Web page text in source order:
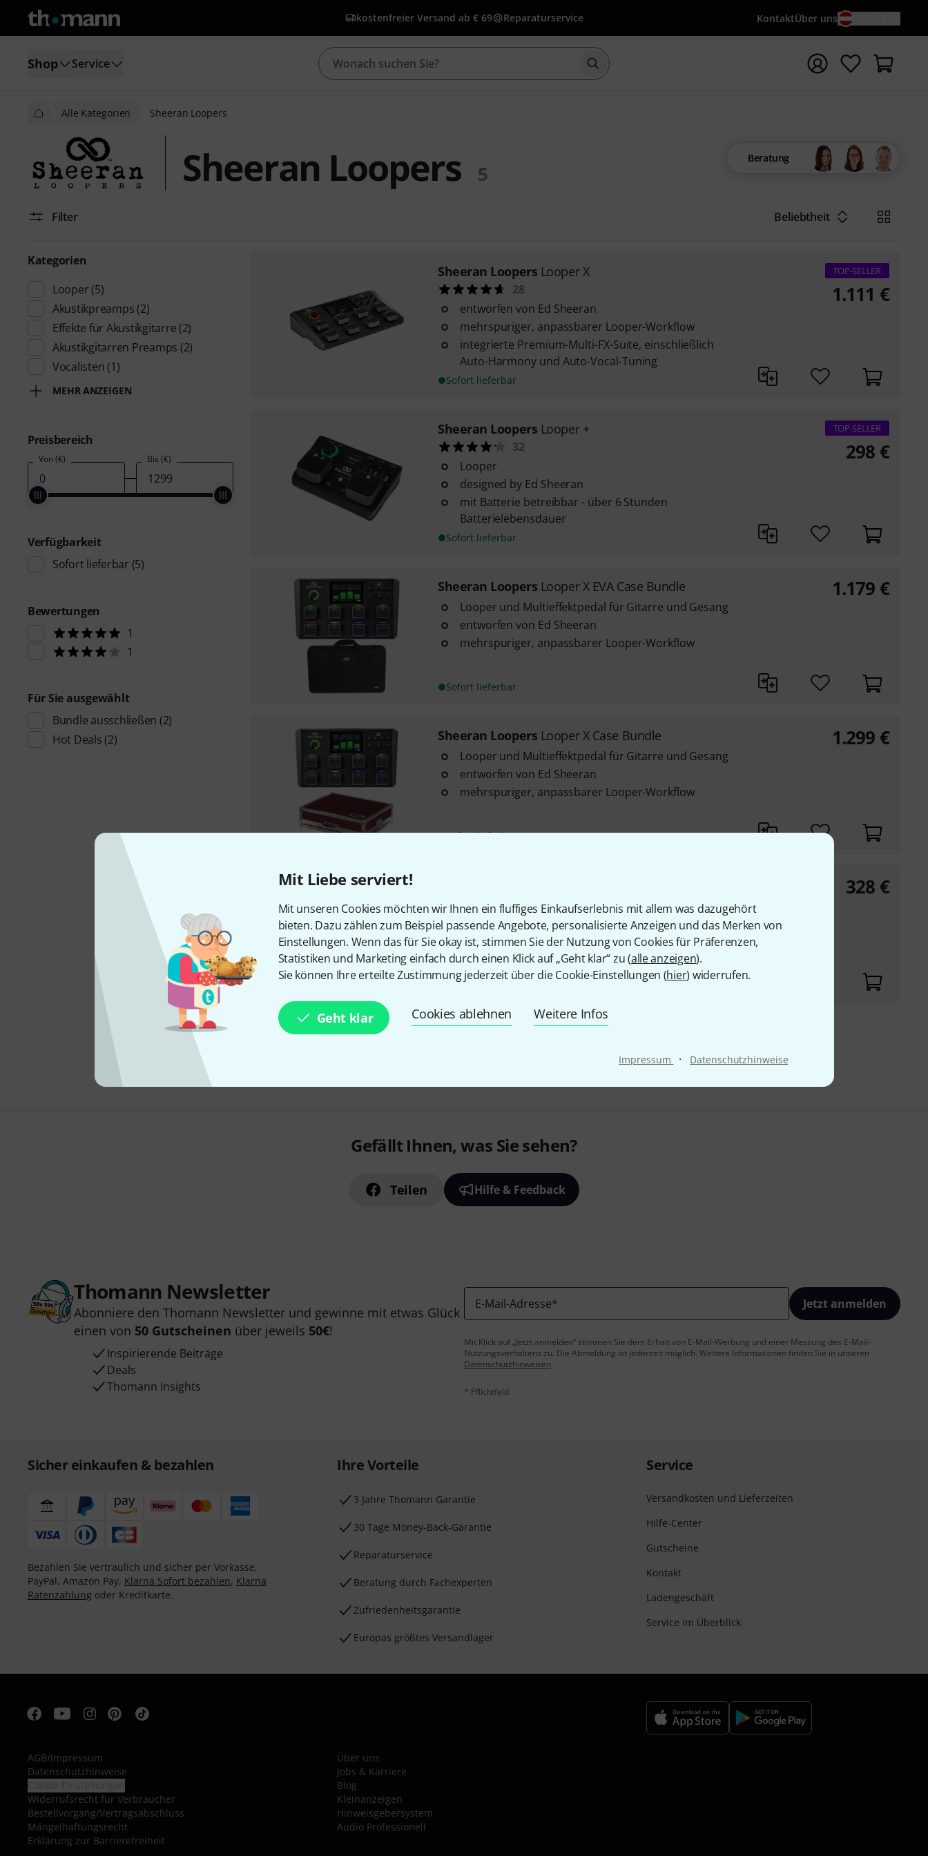
Mit Liebe serviert!
Mit unseren Cookies möchten wir Ihnen ein fluffiges Einkaufserlebnis mit allem was dazugehört
bieten. Dazu zählen zum Beispiel passende Angebote, personalisierte Anzeigen und das Merken von
Einstellungen. Wenn das für Sie okay ist, stimmen Sie der Nutzung von Cookies für Präferenzen,
Statistiken und Marketing einfach durch einen Klick auf „Geht klar“ zu (alle anzeigen).
Sie können Ihre erteilte Zustimmung jederzeit über die Cookie-Einstellungen (hier) widerrufen.
Geht klar Cookies ablehnen Weitere Infos
Impressum · Datenschutzhinweise
kostenfreier Versand ab € 69 Reparaturservice KontaktÜber uns
Shop Service Suche mit Suchwort {searchTerm} starten
Alle Kategorien Sheeran Loopers
Sheeran Loopers 5
Beratung
Filter Beliebtheit
Kategorien
Looper (5)
Akustikpreamps (2)
Effekte für Akustikgitarre (2)
Akustikgitarren Preamps (2)
Vocalisten (1)
MEHR ANZEIGEN
Preisbereich
Von (€) Bis (€)
Verfügbarkeit
Sofort lieferbar (5)
Bewertungen
1
1
Für Sie ausgewählt
Bundle ausschließen (2)
Hot Deals (2)
Sheeran Loopers Looper X
28
entworfen von Ed Sheeran
mehrspuriger, anpassbarer Looper-Workflow
integrierte Premium-Multi-FX-Suite, einschließlich
Auto-Harmony und Auto-Vocal-Tuning
Sofort lieferbar
TOP-SELLER
1.111 €
Sheeran Loopers Looper +
32
Looper
designed by Ed Sheeran
mit Batterie betreibbar - über 6 Stunden
Batterielebensdauer
Sofort lieferbar
TOP-SELLER
298 €
Sheeran Loopers Looper X EVA Case Bundle
Looper und Multieffektpedal für Gitarre und Gesang
entworfen von Ed Sheeran
mehrspuriger, anpassbarer Looper-Workflow
Sofort lieferbar
1.179 €
Sheeran Loopers Looper X Case Bundle
Looper und Multieffektpedal für Gitarre und Gesang
entworfen von Ed Sheeran
mehrspuriger, anpassbarer Looper-Workflow
Sofort lieferbar
1.299 €
Looper für E-Gitarre und E-Bass
Looper
designed by Ed Sheeran
Sofort lieferbar
328 €
Gefällt Ihnen, was Sie sehen?
Teilen Hilfe & Feedback
Thomann Newsletter
Abonniere den Thomann Newsletter und gewinne mit etwas Glück
einen von 50 Gutscheinen über jeweils 50€!
Inspirierende Beiträge
Deals
Thomann Insights
E-Mail-Adresse* Jetzt anmelden
Mit Klick auf „Jetzt anmelden“ stimmen Sie dem Erhalt von E-Mail-Werbung und einer Messung des E-Mail-
Nutzungsverhaltens zu. Die Abmeldung ist jederzeit möglich. Weitere Informationen finden Sie in unseren
Datenschutzhinweisen.
* Pflichtfeld
Sicher einkaufen & bezahlen
Bezahlen Sie vertraulich und sicher per Vorkasse,
PayPal, Amazon Pay, Klarna Sofort bezahlen, Klarna
Ratenzahlung oder Kreditkarte.
Ihre Vorteile
3 Jahre Thomann Garantie
30 Tage Money-Back-Garantie
Reparaturservice
Beratung durch Fachexperten
Zufriedenheitsgarantie
Europas größtes Versandlager
Service
Versandkosten und Lieferzeiten
Hilfe-Center
Gutscheine
Kontakt
Ladengeschäft
Service im Überblick
AGB/Impressum
Datenschutzhinweise
Widerrufsrecht für Verbraucher
Bestellvorgang/Vertragsabschluss
Mängelhaftungsrecht
Erklärung zur Barrierefreiheit
Über uns
Jobs & Karriere
Blog
Kleinanzeigen
Hinweisgebersystem
Audio Professionell